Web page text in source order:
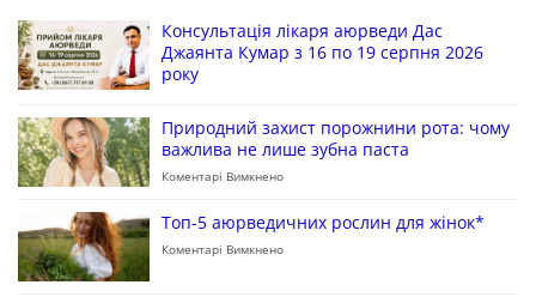
Консультація лікаря аюрведи Дас
Джаянта Кумар з 16 по 19 серпня 2026
року
Природний захист порожнини рота: чому
важлива не лише зубна паста
Коментарі Вимкнено
Топ-5 аюрведичних рослин для жінок*
Коментарі Вимкнено